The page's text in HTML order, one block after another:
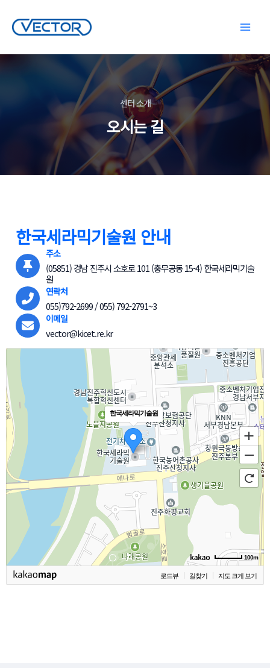
Menu
센터 소개
오시는 길
한국세라믹기술원 안내
주소
(05851) 경남 진주시 소호로 101 (충무공동 15-4) 한국세라믹기술
원
연락처
055)792-2699 / 055) 792-2791~3
이메일
vector@kicet.re.kr
한국세라믹기술원
100m
로드뷰 길찾기 지도 크게 보기